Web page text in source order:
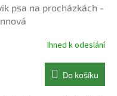
psa na procházkách -
Ihned k odeslání
Do košíku